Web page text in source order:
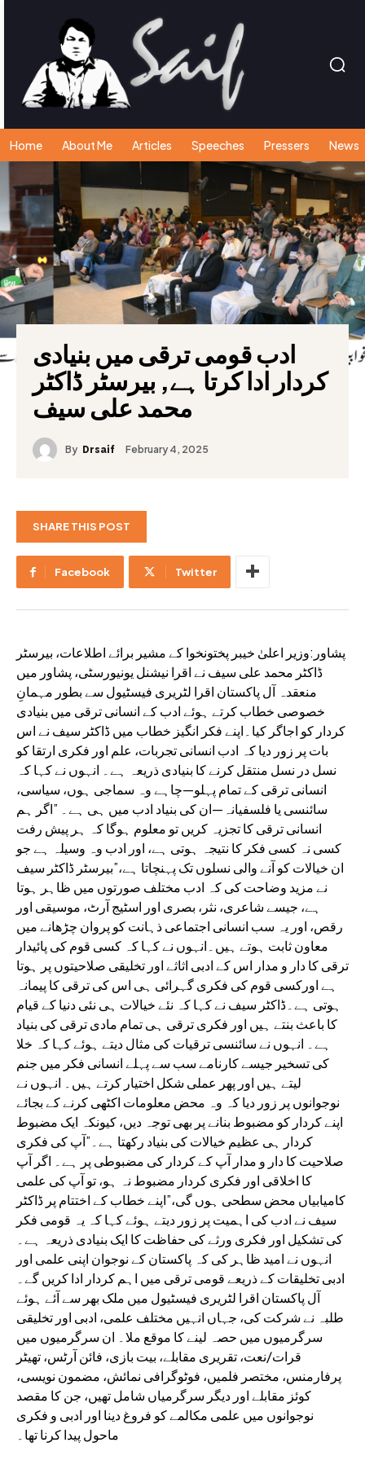
Home About Me Articles Speeches Pressers News
ادب قومی ترقی میں بنیادی
کردار ادا کرتا ہے, بیرسٹر ڈاکٹر
محمد علی سیف
By Drsaif February 4, 2025
SHARE THIS POST
Facebook Twitter
پشاور:وزیر اعلیٰ خیبر پختونخوا کے مشیر برائے اطلاعات، بیرسٹر
ڈاکٹر محمد علی سیف نے اقرا نیشنل یونیورسٹی، پشاور میں
منعقدہ آل پاکستان اقرا لٹریری فیسٹیول سے بطور مہمانِ
خصوصی خطاب کرتے ہوئے ادب کے انسانی ترقی میں بنیادی
کردار کو اجاگر کیا۔اپنے فکر انگیز خطاب میں ڈاکٹر سیف نے اس
بات پر زور دیا کہ ادب انسانی تجربات، علم اور فکری ارتقا کو
نسل در نسل منتقل کرنے کا بنیادی ذریعہ ہے۔ انہوں نے کہا کہ
انسانی ترقی کے تمام پہلو—چاہے وہ سماجی ہوں، سیاسی،
سائنسی یا فلسفیانہ—ان کی بنیاد ادب میں ہی ہے۔ ”اگر ہم
انسانی ترقی کا تجزیہ کریں تو معلوم ہوگا کہ ہر پیش رفت
کسی نہ کسی فکر کا نتیجہ ہوتی ہے، اور ادب وہ وسیلہ ہے جو
ان خیالات کو آنے والی نسلوں تک پہنچاتا ہے،”بیرسٹر ڈاکٹر سیف
نے مزید وضاحت کی کہ ادب مختلف صورتوں میں ظاہر ہوتا
ہے، جیسے شاعری، نثر، بصری اور اسٹیج آرٹ، موسیقی اور
رقص، اور یہ سب انسانی اجتماعی ذہانت کو پروان چڑھانے میں
معاون ثابت ہوتے ہیں۔انہوں نے کہا کہ کسی قوم کی پائیدار
ترقی کا دار و مدار اس کے ادبی اثاثے اور تخلیقی صلاحیتوں پر ہوتا
ہے اورکسی قوم کی فکری گہرائی ہی اس کی ترقی کا پیمانہ
ہوتی ہے۔ڈاکٹر سیف نے کہا کہ نئے خیالات ہی نئی دنیا کے قیام
کا باعث بنتے ہیں اور فکری ترقی ہی تمام مادی ترقی کی بنیاد
ہے۔ انہوں نے سائنسی ترقیات کی مثال دیتے ہوئے کہا کہ خلا
کی تسخیر جیسے کارنامے سب سے پہلے انسانی فکر میں جنم
لیتے ہیں اور پھر عملی شکل اختیار کرتے ہیں۔ انہوں نے
نوجوانوں پر زور دیا کہ وہ محض معلومات اکٹھی کرنے کے بجائے
اپنے کردار کو مضبوط بنانے پر بھی توجہ دیں، کیونکہ ایک مضبوط
کردار ہی عظیم خیالات کی بنیاد رکھتا ہے۔”آپ کی فکری
صلاحیت کا دار و مدار آپ کے کردار کی مضبوطی پر ہے۔ اگر آپ
کا اخلاقی اور فکری کردار مضبوط نہ ہو، تو آپ کی علمی
کامیابیاں محض سطحی ہوں گی،”اپنے خطاب کے اختتام پر ڈاکٹر
سیف نے ادب کی اہمیت پر زور دیتے ہوئے کہا کہ یہ قومی فکر
کی تشکیل اور فکری ورثے کی حفاظت کا ایک بنیادی ذریعہ ہے۔
انہوں نے امید ظاہر کی کہ پاکستان کے نوجوان اپنی علمی اور
ادبی تخلیقات کے ذریعے قومی ترقی میں اہم کردار ادا کریں گے۔
آل پاکستان اقرا لٹریری فیسٹیول میں ملک بھر سے آئے ہوئے
طلبہ نے شرکت کی، جہاں انہیں مختلف علمی، ادبی اور تخلیقی
سرگرمیوں میں حصہ لینے کا موقع ملا۔ ان سرگرمیوں میں
قرات/نعت، تقریری مقابلے، بیت بازی، فائن آرٹس، تھیٹر
پرفارمنس، مختصر فلمیں، فوٹوگرافی نمائش، مضمون نویسی،
کوئز مقابلے اور دیگر سرگرمیاں شامل تھیں، جن کا مقصد
نوجوانوں میں علمی مکالمے کو فروغ دینا اور ادبی و فکری
ماحول پیدا کرنا تھا۔